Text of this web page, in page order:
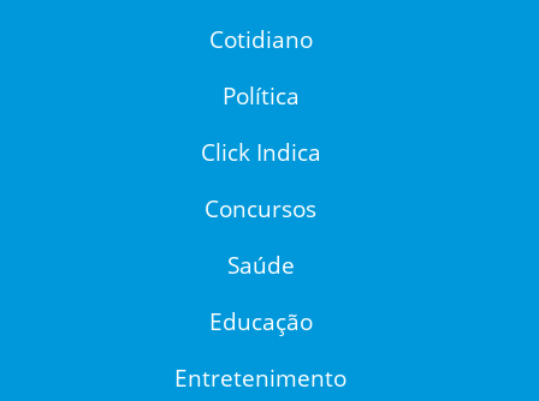
Cotidiano
Política
Click Indica
Concursos
Saúde
Educação
Entretenimento